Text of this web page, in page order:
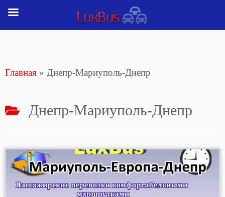
Главная » Днепр-Мариуполь-Днепр
Днепр-Мариуполь-Днепр